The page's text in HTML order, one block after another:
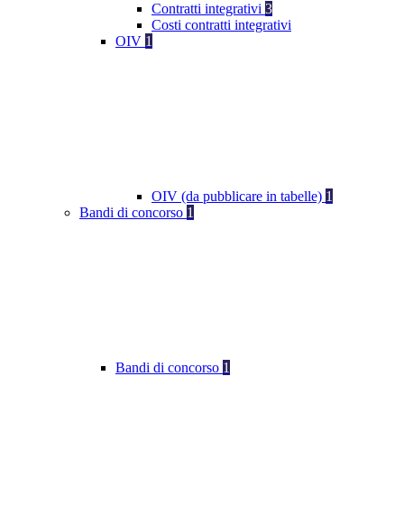
Contratti integrativi 3
Costi contratti integrativi
OIV 1
OIV (da pubblicare in tabelle) 1
Bandi di concorso 1
Bandi di concorso 1